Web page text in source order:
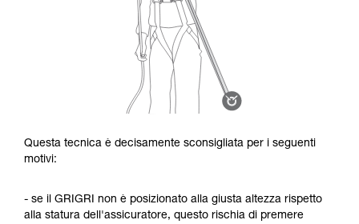
Questa tecnica è decisamente sconsigliata per i seguenti
motivi:
- se il GRIGRI non è posizionato alla giusta altezza rispetto
alla statura dell'assicuratore, questo rischia di premere